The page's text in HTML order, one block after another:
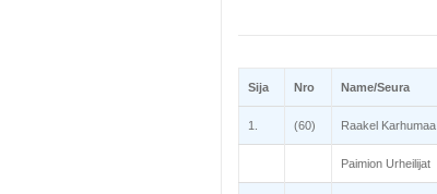
Sija Nro Name/Seura
1. (60) Raakel Karhumaa
Paimion Urheilijat